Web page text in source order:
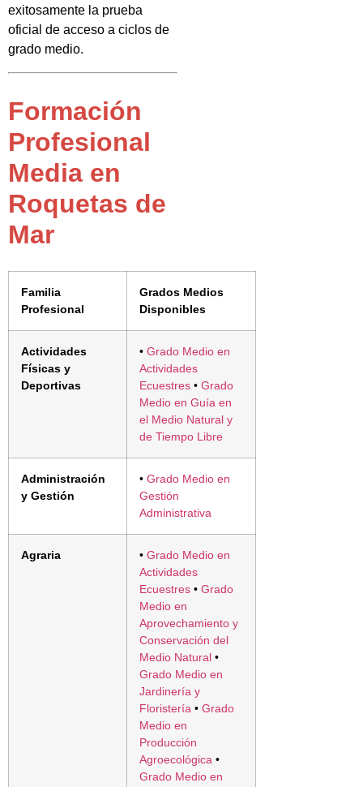
exitosamente la prueba
oficial de acceso a ciclos de
grado medio.
Formación
Profesional
Media en
Roquetas de
Mar
Familia
Profesional
Grados Medios
Disponibles
Actividades
Físicas y
Deportivas
• Grado Medio en
Actividades
Ecuestres • Grado
Medio en Guía en
el Medio Natural y
de Tiempo Libre
Administración
y Gestión
• Grado Medio en
Gestión
Administrativa
Agraria • Grado Medio en
Actividades
Ecuestres • Grado
Medio en
Aprovechamiento y
Conservación del
Medio Natural •
Grado Medio en
Jardinería y
Floristería • Grado
Medio en
Producción
Agroecológica •
Grado Medio en